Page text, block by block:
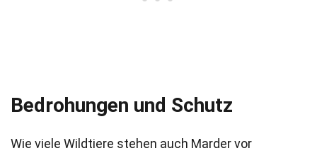
Bedrohungen und Schutz
Wie viele Wildtiere stehen auch Marder vor